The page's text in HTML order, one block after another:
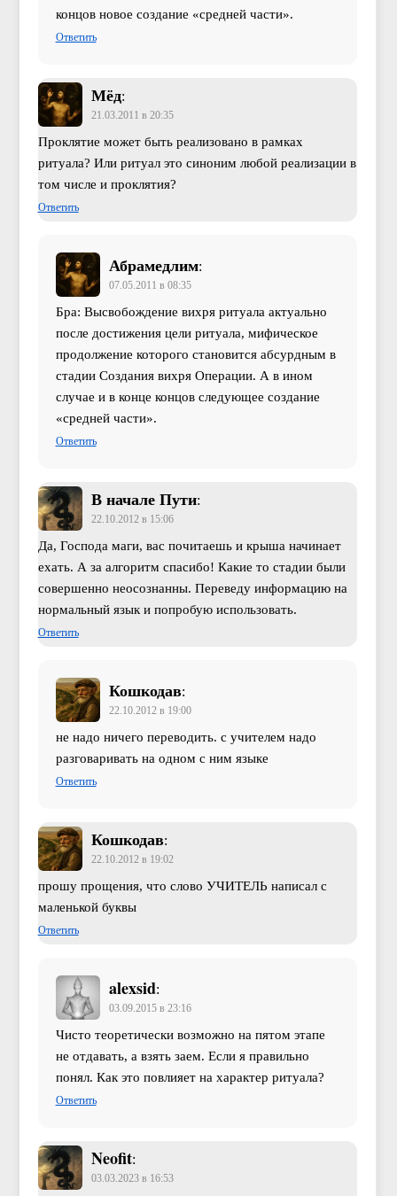
концов новое создание «средней части».
Ответить
Мёд:
21.03.2011 в 20:35
Проклятие может быть реализовано в рамках
ритуала? Или ритуал это синоним любой реализации в
том числе и проклятия?
Ответить
Абрамедлим:
07.05.2011 в 08:35
Бра: Высвобождение вихря ритуала актуально
после достижения цели ритуала, мифическое
продолжение которого становится абсурдным в
стадии Создания вихря Операции. А в ином
случае и в конце концов следующее создание
«средней части».
Ответить
В начале Пути:
22.10.2012 в 15:06
Да, Господа маги, вас почитаешь и крыша начинает
ехать. А за алгоритм спасибо! Какие то стадии были
совершенно неосознанны. Переведу информацию на
нормальный язык и попробую использовать.
Ответить
Кошкодав:
22.10.2012 в 19:00
не надо ничего переводить. с учителем надо
разговаривать на одном с ним языке
Ответить
Кошкодав:
22.10.2012 в 19:02
прошу прощения, что слово УЧИТЕЛЬ написал с
маленькой буквы
Ответить
alexsid:
03.09.2015 в 23:16
Чисто теоретически возможно на пятом этапе
не отдавать, а взять заем. Если я правильно
понял. Как это повлияет на характер ритуала?
Ответить
Neofit:
03.03.2023 в 16:53